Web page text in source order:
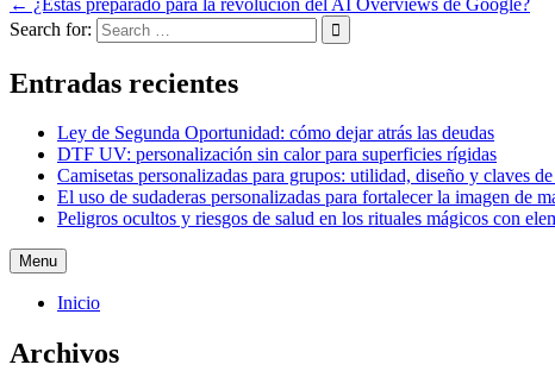
Search for:
Entradas recientes
Ley de Segunda Oportunidad: cómo dejar atrás las deudas
DTF UV: personalización sin calor para superficies rígidas
Camisetas personalizadas para grupos: utilidad, diseño y claves
El uso de sudaderas personalizadas para fortalecer la imagen de
Peligros ocultos y riesgos de salud en los rituales mágicos con
Menu
Inicio
Archivos